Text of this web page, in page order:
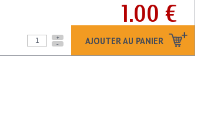
1.00 €
AJOUTER AU PANIER
+
-